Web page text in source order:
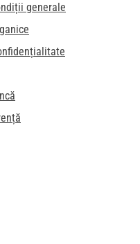
generale